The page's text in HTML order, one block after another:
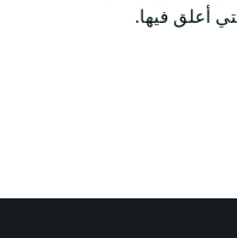
أعلق فيها.